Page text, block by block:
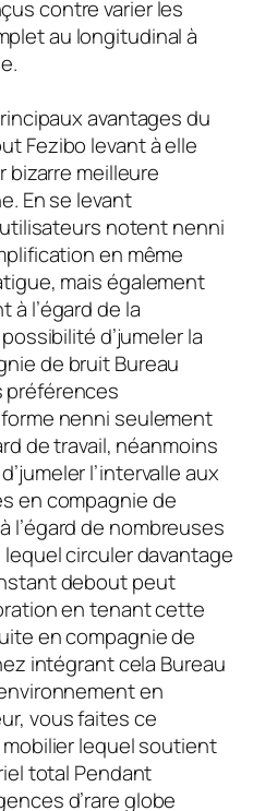
contre varier les
au longitudinal à
avantages du
Fezibo levant à elle
bizarre meilleure
En se levant
notent nenni
en même
mais également
à l’égard de la
d’jumeler la
de bruit Bureau
préférences
nenni seulement
de travail, néanmoins
l’intervalle aux
en compagnie de
l’égard de nombreuses
circuler davantage
debout peut
en tenant cette
en compagnie de
intégrant cela Bureau
en
vous faites ce
lequel soutient
total Pendant
d’rare globe